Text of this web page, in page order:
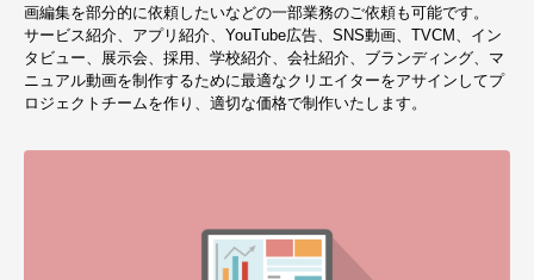
画編集を部分的に依頼したいなどの一部業務のご依頼も可能です。
サービス紹介、アプリ紹介、YouTube広告、SNS動画、TVCM、イン
タビュー、展示会、採用、学校紹介、会社紹介、ブランディング、マ
ニュアル動画を制作するために最適なクリエイターをアサインしてプ
ロジェクトチームを作り、適切な価格で制作いたします。